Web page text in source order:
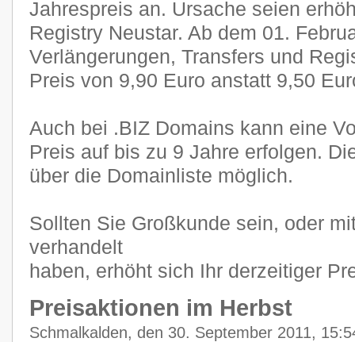
Jahrespreis an. Ursache seien
Registry Neustar. Ab dem 01.
Verlängerungen, Transfers und
Preis von 9,90 Euro anstatt 9,50
Auch bei .BIZ Domains kann eine
Preis auf bis zu 9 Jahre erfolgen.
über die Domainliste möglich.
Sollten Sie Großkunde sein, oder
verhandelt
haben, erhöht sich Ihr derzeitiger
Preisaktionen im Herbst
Schmalkalden, den 30. September 2011,